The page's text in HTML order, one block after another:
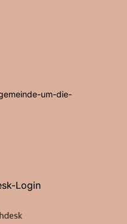
um-die-
Login